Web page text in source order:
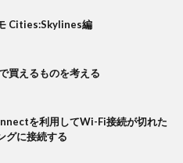
Cities:Skylines編
買えるものを考える
を利用してWi-Fi接続が切れた
に接続する